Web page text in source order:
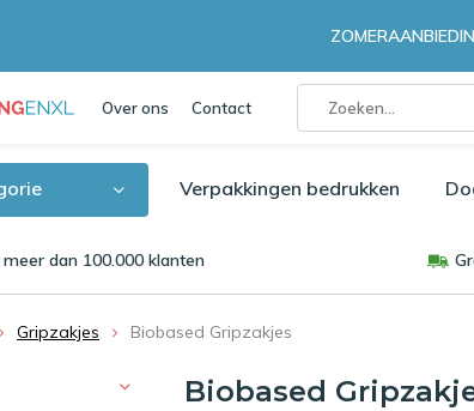
Over ons Contact
Verpakkingen bedrukken
dan 100.000 klanten
Gripzakjes Biobased Gripzakjes
Biobased